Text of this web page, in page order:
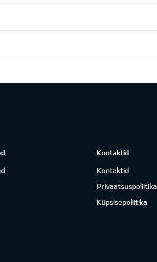
Kontaktid
Kontaktid
Privaatsuspoliitika
Küpsisepoliitika